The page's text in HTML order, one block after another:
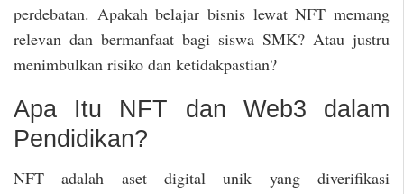
perdebatan. Apakah belajar bisnis lewat NFT memang
relevan dan bermanfaat bagi siswa SMK? Atau justru
menimbulkan risiko dan ketidakpastian?
Apa Itu NFT dan Web3 dalam
Pendidikan?
NFT adalah aset digital unik yang diverifikasi